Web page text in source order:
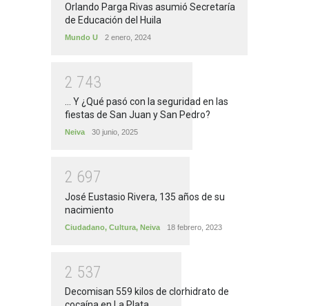
Orlando Parga Rivas asumió Secretaría
de Educación del Huila
Mundo U 2 enero, 2024
2 743
... Y ¿Qué pasó con la seguridad en las
fiestas de San Juan y San Pedro?
Neiva 30 junio, 2025
2 697
José Eustasio Rivera, 135 años de su
nacimiento
Ciudadano, Cultura, Neiva 18 febrero, 2023
2 537
Decomisan 559 kilos de clorhidrato de